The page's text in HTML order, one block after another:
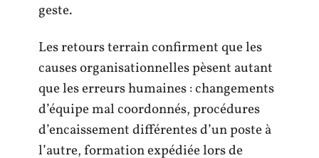
geste.
Les retours terrain confirment que les
causes organisationnelles pèsent autant
que les erreurs humaines : changements
d’équipe mal coordonnés, procédures
d’encaissement différentes d’un poste à
l’autre, formation expédiée lors de